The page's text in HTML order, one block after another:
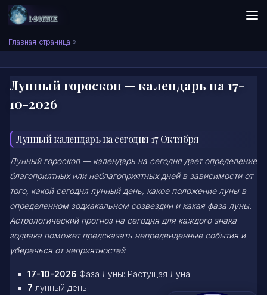
Skip to content
Сонник I-SONNIK.COM
Главная страница »
Лунный гороскоп — календарь на 17-
10-2026
Лунный календарь на сегодня 17 Октября
Лунный гороскоп — календарь на сегодня дает определение
благоприятных или неблагоприятных дней в зависимости от
того, какой сегодня лунный день, какое положение луны в
определенном зодиакальном созвездии и какая фаза луны.
Астрологический прогноз на сегодня для каждого знака
зодиака поможет предсказать непредвиденные события и
уберечься от неприятностей
17-10-2026 Фаза Луны: Растущая Луна
7 лунный день